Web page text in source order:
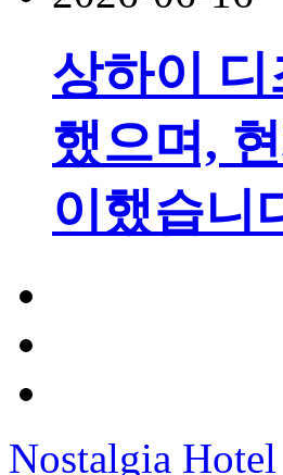
상하이
했으며,
이했습니
Nostalgia